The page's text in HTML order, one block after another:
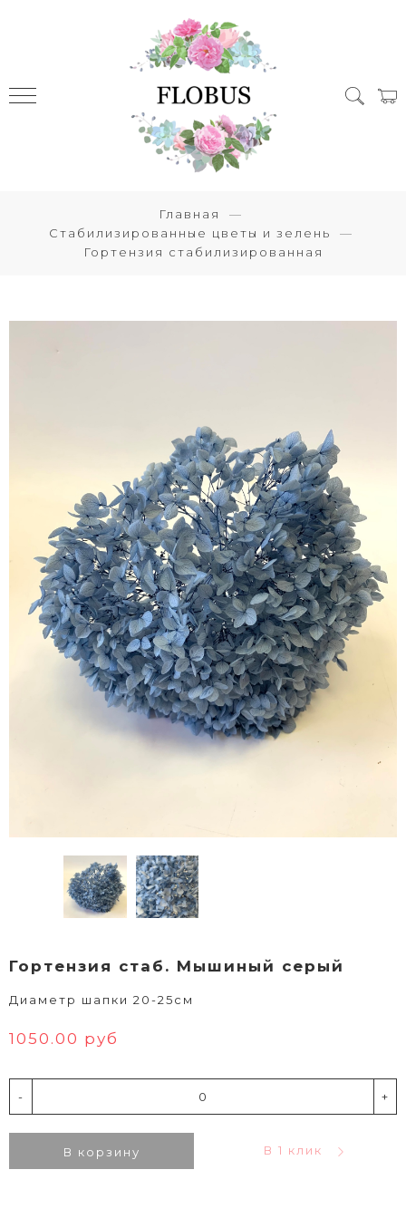
Главная
Стабилизированные цветы и зелень
Гортензия стабилизированная
Гортензия стаб. Мышиный серый
Диаметр шапки 20-25см
1050.00 руб
- +
В корзину В 1 клик